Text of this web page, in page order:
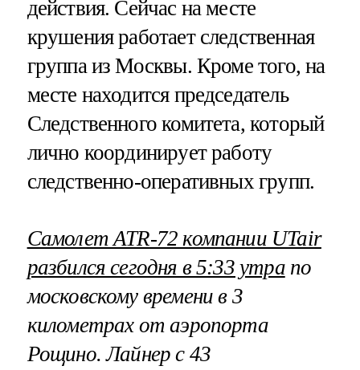
действия. Сейчас на месте
крушения работает следственная
группа из Москвы. Кроме того, на
месте находится председатель
Следственного комитета, который
лично координирует работу
следственно-оперативных групп.
Самолет ATR-72 компании UTair
разбился сегодня в 5:33 утрапо
московскому времени в 3
километрах от аэропорта
Рощино. Лайнер с 43